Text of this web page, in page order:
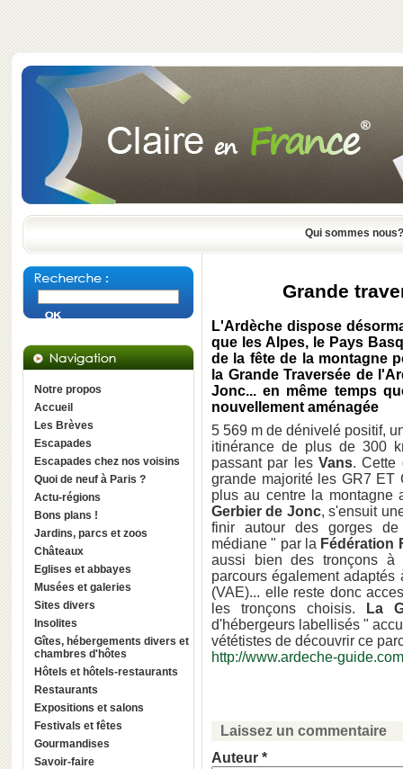
Qui sommes nous?
Notre propos
Accueil
Les Brèves
Escapades
Escapades chez nos voisins
Quoi de neuf à Paris ?
Actu-régions
Bons plans !
Jardins, parcs et zoos
Châteaux
Eglises et abbayes
Musées et galeries
Sites divers
Insolites
Gîtes, hébergements divers et
chambres d'hôtes
Hôtels et hôtels-restaurants
Restaurants
Expositions et salons
Festivals et fêtes
Gourmandises
Savoir-faire
Grande
L'Ardèche dispose
que les Alpes, le Pays
de la fête de la montagne
la Grande Traversée de
Jonc... en même temps
nouvellement aménagée
5 569 m de dénivelé positif,
itinérance de plus de 300
passant par lesVans. Cette
grande majorité les GR7
plus au centre la
Gerbier de Jonc, s'ensuit
finir autour des gorges
médiane " par la Fédération
aussi bien des tronçons à
parcours également
(VAE)... elle reste donc
les tronçons choisis.
La
d'hébergeurs labellisés "
vététistes de découvrir ce
http://www.ardeche-
Laissez un commentaire
Auteur *